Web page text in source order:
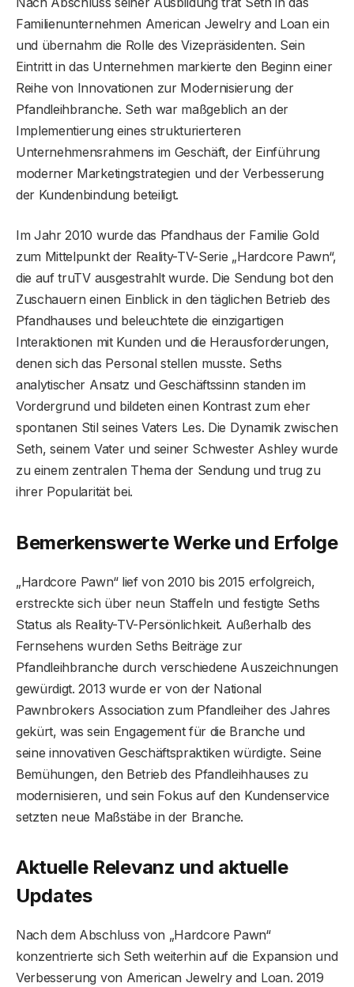
Familienunternehmen American Jewelry and Loan ein
und übernahm die Rolle des Vizepräsidenten. Sein
Eintritt in das Unternehmen markierte den Beginn einer
Reihe von Innovationen zur Modernisierung der
Pfandleihbranche. Seth war maßgeblich an der
Implementierung eines strukturierteren
Unternehmensrahmens im Geschäft, der Einführung
moderner Marketingstrategien und der Verbesserung
der Kundenbindung beteiligt.
Im Jahr 2010 wurde das Pfandhaus der Familie Gold
zum Mittelpunkt der Reality-TV-Serie „Hardcore Pawn“,
die auf truTV ausgestrahlt wurde. Die Sendung bot den
Zuschauern einen Einblick in den täglichen Betrieb des
Pfandhauses und beleuchtete die einzigartigen
Interaktionen mit Kunden und die Herausforderungen,
denen sich das Personal stellen musste. Seths
analytischer Ansatz und Geschäftssinn standen im
Vordergrund und bildeten einen Kontrast zum eher
spontanen Stil seines Vaters Les. Die Dynamik zwischen
Seth, seinem Vater und seiner Schwester Ashley wurde
zu einem zentralen Thema der Sendung und trug zu
ihrer Popularität bei.
Bemerkenswerte Werke und Erfolge
„Hardcore Pawn“ lief von 2010 bis 2015 erfolgreich,
erstreckte sich über neun Staffeln und festigte Seths
Status als Reality-TV-Persönlichkeit. Außerhalb des
Fernsehens wurden Seths Beiträge zur
Pfandleihbranche durch verschiedene Auszeichnungen
gewürdigt. 2013 wurde er von der National
Pawnbrokers Association zum Pfandleiher des Jahres
gekürt, was sein Engagement für die Branche und
seine innovativen Geschäftspraktiken würdigte. Seine
Bemühungen, den Betrieb des Pfandleihhauses zu
modernisieren, und sein Fokus auf den Kundenservice
setzten neue Maßstäbe in der Branche.
Aktuelle Relevanz und aktuelle
Updates
Nach dem Abschluss von „Hardcore Pawn“
konzentrierte sich Seth weiterhin auf die Expansion und
Verbesserung von American Jewelry and Loan. 2019